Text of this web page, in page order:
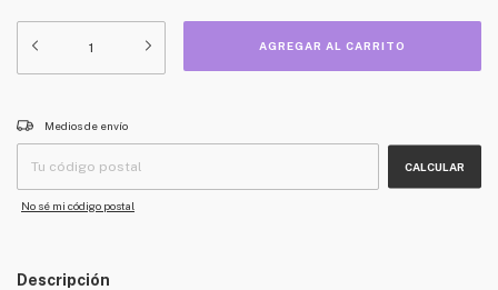
Entregas para el CP:
Medios de envío
CALCULAR
No sé mi código postal
Descripción